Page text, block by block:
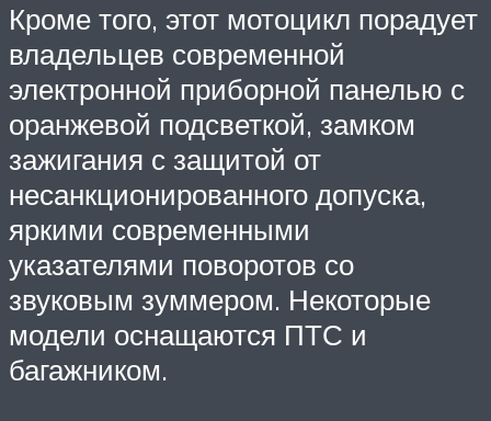
Кроме того, этот мотоцикл порадует
владельцев современной
электронной приборной панелью с
оранжевой подсветкой, замком
зажигания с защитой от
несанкционированного допуска,
яркими современными
указателями поворотов со
звуковым зуммером. Некоторые
модели оснащаются ПТС и
багажником.